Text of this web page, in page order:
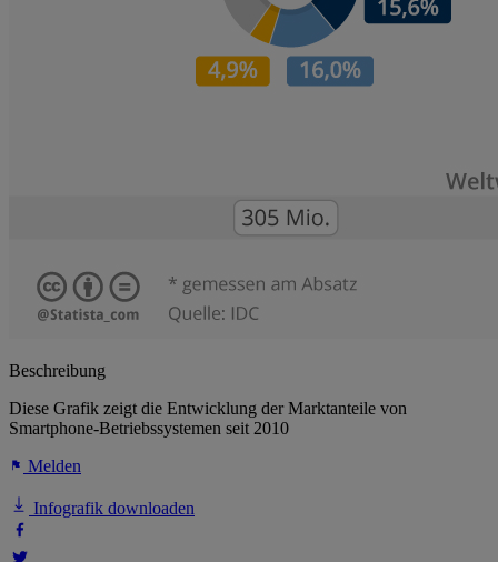
Beschreibung
Diese Grafik zeigt die Entwicklung der Marktanteile von
Smartphone-Betriebssystemen seit 2010
Melden
Infografik downloaden